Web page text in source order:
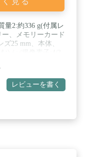
量2:約336 g(付属レ
、メモリーカード
25 mm、本体、
万画素、原色フ
ニックウェーブフ
ルター) / ✅内蔵フ
プ式 / ✅測光モー
ット測光 / ✅静止
レビューを書く